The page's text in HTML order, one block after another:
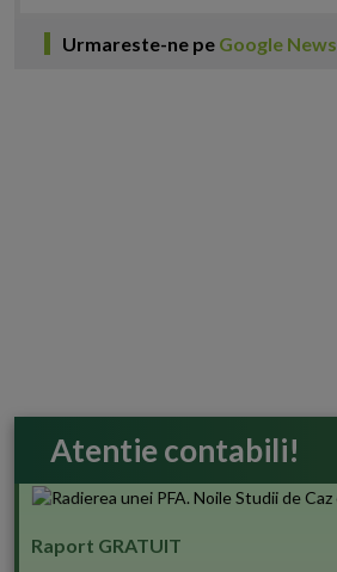
Urmareste-ne pe Google News
Atentie contabili!
Raport GRATUIT